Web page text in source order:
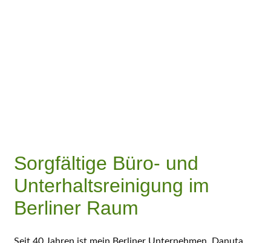
Sorgfältige Büro- und
Unterhalts­reinigung im
Berliner Raum
Seit 40 Jahren ist mein Berliner Unternehmen, Danuta